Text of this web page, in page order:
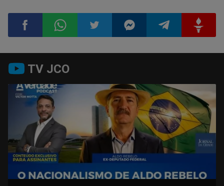
Compartilhar
no
Facebook
no
Whatsapp
no
Twitter
no
Messenger
no
Telegram
no
Gettr
TV JCO